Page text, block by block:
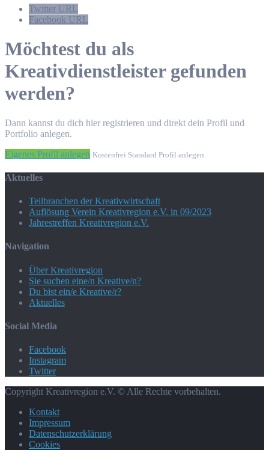
Twitter URL
Facebook URL
Möchtest du als
Kreativdienstleister gefunden
werden?
Dann kannst du dich hier registrieren und direkt dein Profil und
Portfolio anlegen.
Eigenes Profil anlegen Kostenfrei Standard Profil anlegen.
Aktuelles
Teilbranchen der Kreativwirtschaft
Auflösung Verein Kreativregion e.V. in 09/2023
Jahrestreffen Kreativregion e.V.
Navigation
Über Kreativregion
Sie suchen eine/n Kreative/n?
Du bist ein/e Kreative/r?
Aktuelles
Social Media
Facebook
Instagram
Twitter
Copyright Kreativregion e.V. © Alle Rechte vorbehalten.
Kontakt
Impressum
Datenschutzerklärung
Cookies